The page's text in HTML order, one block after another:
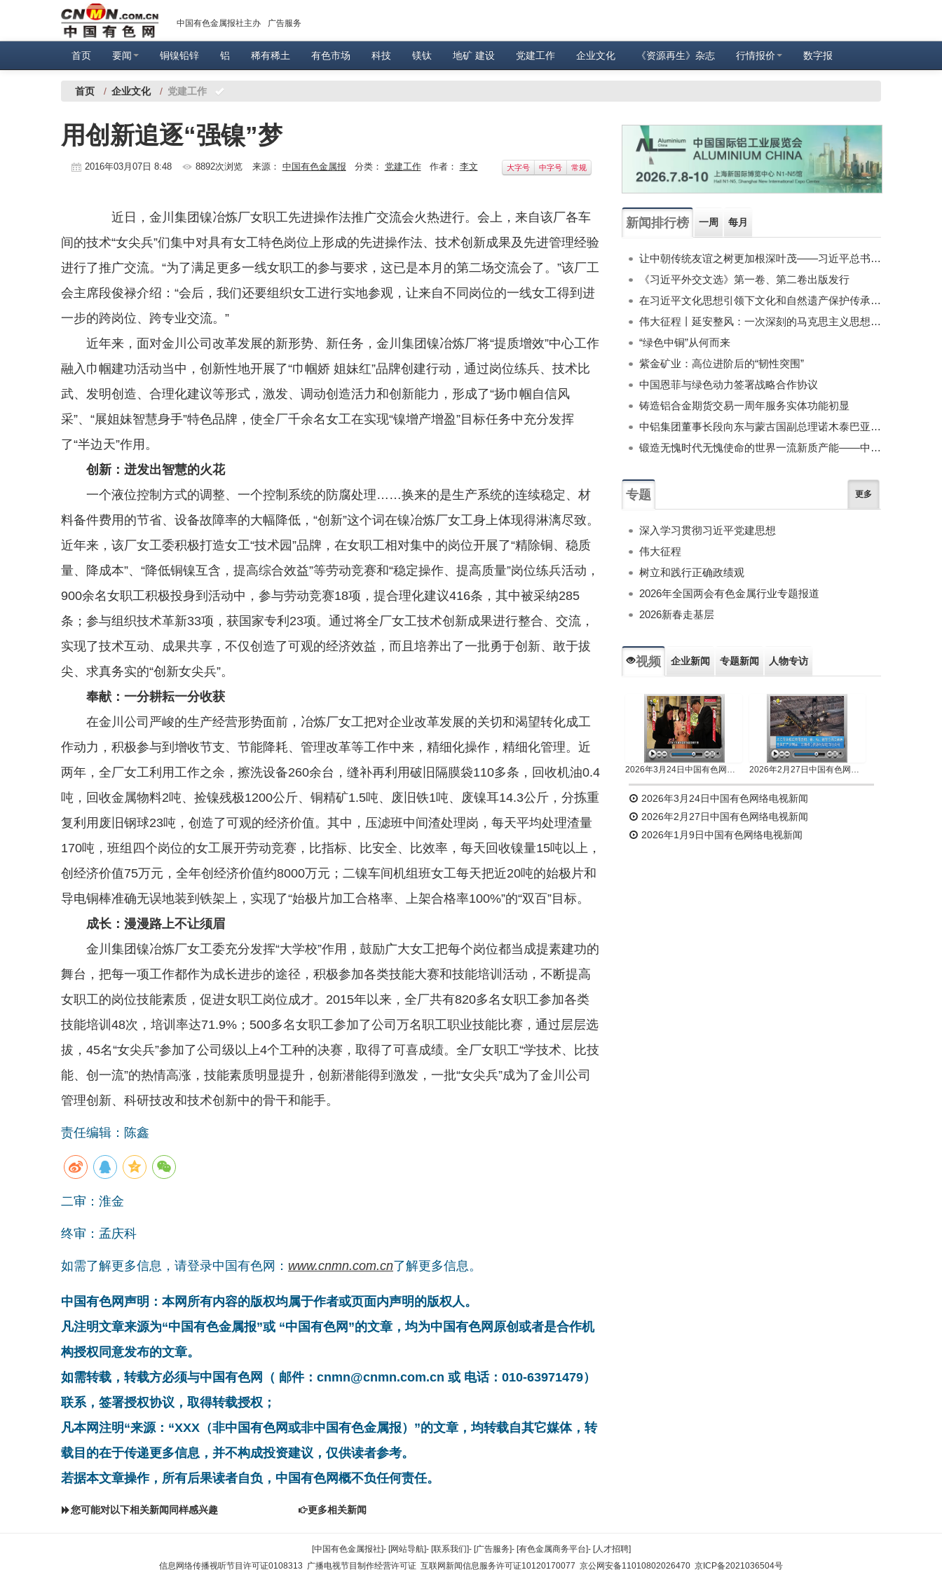
中国有色金属报社主办 广告服务
首页 要闻 铜镍铅锌 铝 稀有稀土 有色市场 科技 镁钛 地矿 建设 党建工作 企业文化 《资源再生》杂志 行情报价 数字报
首页 / 企业文化 / 党建工作
用创新追逐“强镍”梦
2016年03月07日 8:48 8892次浏览 来源： 中国有色金属报 分类： 党建工作作者： 李文 大字号 中字号 常规
近日，金川集团镍冶炼厂女职工先进操作法推广交流会火热进行。会上，来自该厂各车
间的技术“女尖兵”们集中对具有女工特色岗位上形成的先进操作法、技术创新成果及先进管理经验
进行了推广交流。“为了满足更多一线女职工的参与要求，这已是本月的第二场交流会了。”该厂工
会主席段俊禄介绍：“会后，我们还要组织女工进行实地参观，让来自不同岗位的一线女工得到进
一步的跨岗位、跨专业交流。”
近年来，面对金川公司改革发展的新形势、新任务，金川集团镍冶炼厂将“提质增效”中心工作
融入巾帼建功活动当中，创新性地开展了“巾帼娇 姐妹红”品牌创建行动，通过岗位练兵、技术比
武、发明创造、合理化建议等形式，激发、调动创造活力和创新能力，形成了“扬巾帼自信风
采”、“展姐妹智慧身手”特色品牌，使全厂千余名女工在实现“镍增产增盈”目标任务中充分发挥
了“半边天”作用。
创新：迸发出智慧的火花
一个液位控制方式的调整、一个控制系统的防腐处理……换来的是生产系统的连续稳定、材
料备件费用的节省、设备故障率的大幅降低，“创新”这个词在镍冶炼厂女工身上体现得淋漓尽致。
近年来，该厂女工委积极打造女工“技术园”品牌，在女职工相对集中的岗位开展了“精除铜、稳质
量、降成本”、“降低铜镍互含，提高综合效益”等劳动竞赛和“稳定操作、提高质量”岗位练兵活动，
900余名女职工积极投身到活动中，参与劳动竞赛18项，提合理化建议416条，其中被采纳285
条；参与组织技术革新33项，获国家专利23项。通过将全厂女工技术创新成果进行整合、交流，
实现了技术互动、成果共享，不仅创造了可观的经济效益，而且培养出了一批勇于创新、敢于拔
尖、求真务实的“创新女尖兵”。
奉献：一分耕耘一分收获
在金川公司严峻的生产经营形势面前，冶炼厂女工把对企业改革发展的关切和渴望转化成工
作动力，积极参与到增收节支、节能降耗、管理改革等工作中来，精细化操作，精细化管理。近
两年，全厂女工利用工作之余，擦洗设备260余台，缝补再利用破旧隔膜袋110多条，回收机油0.4
吨，回收金属物料2吨、捡镍残极1200公斤、铜精矿1.5吨、废旧铁1吨、废镍耳14.3公斤，分拣重
复利用废旧钢球23吨，创造了可观的经济价值。其中，压滤班中间渣处理岗，每天平均处理渣量
170吨，班组四个岗位的女工展开劳动竞赛，比指标、比安全、比效率，每天回收镍量15吨以上，
创经济价值75万元，全年创经济价值约8000万元；二镍车间机组班女工每天把近20吨的始极片和
导电铜棒准确无误地装到铁架上，实现了“始极片加工合格率、上架合格率100%”的“双百”目标。
成长：漫漫路上不让须眉
金川集团镍冶炼厂女工委充分发挥“大学校”作用，鼓励广大女工把每个岗位都当成提素建功的
舞台，把每一项工作都作为成长进步的途径，积极参加各类技能大赛和技能培训活动，不断提高
女职工的岗位技能素质，促进女职工岗位成才。2015年以来，全厂共有820多名女职工参加各类
技能培训48次，培训率达71.9%；500多名女职工参加了公司万名职工职业技能比赛，通过层层选
拔，45名“女尖兵”参加了公司级以上4个工种的决赛，取得了可喜成绩。全厂女职工“学技术、比技
能、创一流”的热情高涨，技能素质明显提升，创新潜能得到激发，一批“女尖兵”成为了金川公司
管理创新、科研技改和技术创新中的骨干和能手。
责任编辑：陈鑫
二审：淮金
终审：孟庆科
如需了解更多信息，请登录中国有色网： www.cnmn.com.cn了解更多信息。
中国有色网声明：本网所有内容的版权均属于作者或页面内声明的版权人。
凡注明文章来源为“中国有色金属报”或 “中国有色网”的文章，均为中国有色网原创或者是合作机
构授权同意发布的文章。
如需转载，转载方必须与中国有色网（ 邮件：cnmn@cnmn.com.cn 或 电话：010-63971479）
联系，签署授权协议，取得转载授权；
凡本网注明“来源：“XXX（非中国有色网或非中国有色金属报）”的文章，均转载自其它媒体，转
载目的在于传递更多信息，并不构成投资建议，仅供读者参考。
若据本文章操作，所有后果读者自负，中国有色网概不负任何责任。
您可能对以下相关新闻同样感兴趣 更多相关新闻
新闻排行榜 一周 每月
让中朝传统友谊之树更加根深叶茂——习近平总书记对朝鲜进行国事访问纪实
《习近平外交文选》第一卷、第二卷出版发行
在习近平文化思想引领下文化和自然遗产保护传承利用工作开创新局面
伟大征程丨延安整风：一次深刻的马克思主义思想教育运动
“绿色中铜”从何而来
紫金矿业：高位进阶后的“韧性突围”
中国恩菲与绿色动力签署战略合作协议
铸造铝合金期货交易一周年服务实体功能初显
中铝集团董事长段向东与蒙古国副总理诺木泰巴亚尔举行会谈
锻造无愧时代无愧使命的世界一流新质产能——中国有色金属工业的战略应对与破局之道（二）
专题 更多
深入学习贯彻习近平党建思想
伟大征程
树立和践行正确政绩观
2026年全国两会有色金属行业专题报道
2026新春走基层
视频 企业新闻 专题新闻 人物专访
2026年3月24日中国有色网络电视新闻 2026年2月27日中国有色网络电视新闻
2026年3月24日中国有色网络电视新闻
2026年2月27日中国有色网络电视新闻
2026年1月9日中国有色网络电视新闻
[中国有色金属报社]- [网站导航]- [联系我们]- [广告服务]- [有色金属商务平台]- [人才招聘]
信息网络传播视听节目许可证0108313 广播电视节目制作经营许可证 互联网新闻信息服务许可证10120170077 京公网安备11010802026470 京ICP备2021036504号